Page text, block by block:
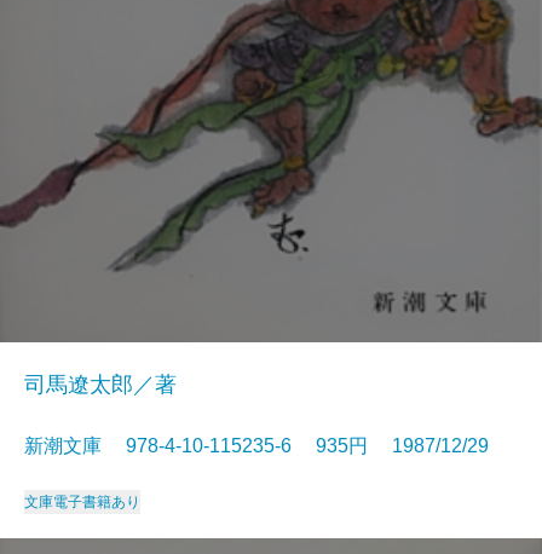
司馬遼太郎／著
新潮文庫 978-4-10-115235-6 935円 1987/12/29
文庫電子書籍あり